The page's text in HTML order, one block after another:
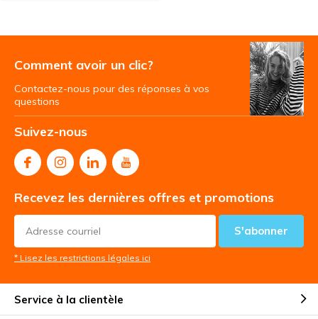
Comment avoir un clic?
Contactez-nous pour des réponses à vos
questions
Suivez-nous
Recevez les dernières offres et promotions
S'abonner
* Lisez les restrictions légales ici
Service à la clientèle